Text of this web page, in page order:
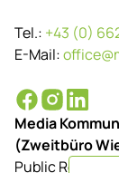
Tel.: +43 (0)
E-Mail:
Media
(Zweitbüro
Public